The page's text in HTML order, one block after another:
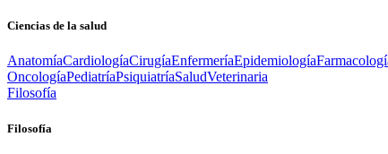
Ciencias de la salud
AnatomíaCardiologíaCirugíaEnfermeríaEpidemiología
OncologíaPediatríaPsiquiatríaSaludVeterinaria
Filosofía
Filosofía